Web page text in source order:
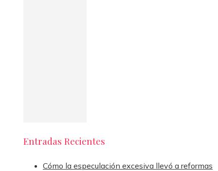
Entradas Recientes
Cómo la especulación excesiva llevó a reformas